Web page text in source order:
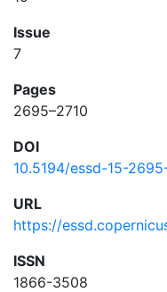
Issue
7
Pages
2695–2710
DOI
10.5194/essd-15-
URL
https://
ISSN
1866-3508